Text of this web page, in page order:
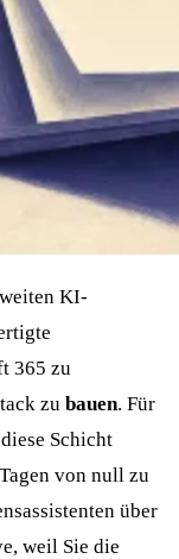
KI-
365 zu
zu bauen. Für
Schicht
von null zu
über
weil Sie die